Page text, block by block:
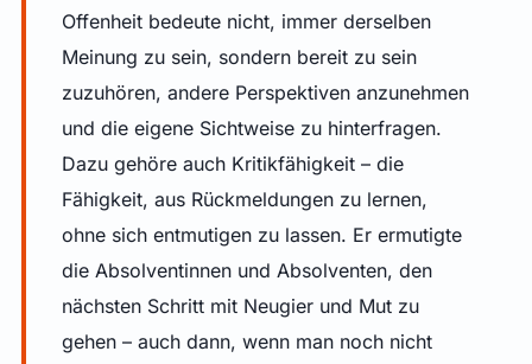
Offenheit bedeute nicht, immer derselben
Meinung zu sein, sondern bereit zu sein
zuzuhören, andere Perspektiven anzunehmen
und die eigene Sichtweise zu hinterfragen.
Dazu gehöre auch Kritikfähigkeit – die
Fähigkeit, aus Rückmeldungen zu lernen,
ohne sich entmutigen zu lassen. Er ermutigte
die Absolventinnen und Absolventen, den
nächsten Schritt mit Neugier und Mut zu
gehen – auch dann, wenn man noch nicht